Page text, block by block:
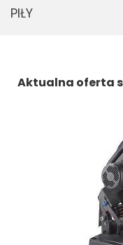
PIŁY
Aktualna oferta